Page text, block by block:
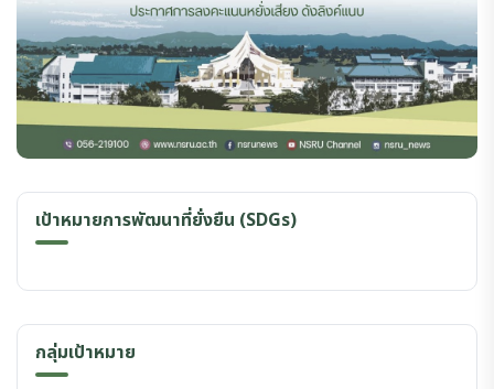
เป้าหมายการพัฒนาที่ยั่งยืน (SDGs)
กลุ่มเป้าหมาย